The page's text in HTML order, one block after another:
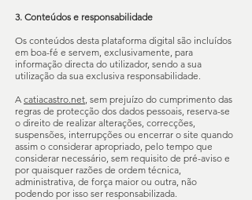
3. Conteúdos e responsabilidade
Os conteúdos desta plataforma digital são incluídos
em boa-fé e servem, exclusivamente, para
informação directa do utilizador, sendo a sua
utilização da sua exclusiva responsabilidade.
A catiacastro.net, sem prejuízo do cumprimento das
regras de protecção dos dados pessoais, reserva-se
o direito de realizar alterações, correcções,
suspensões, interrupções ou encerrar o site quando
assim o considerar apropriado, pelo tempo que
considerar necessário, sem requisito de pré-aviso e
por quaisquer razões de ordem técnica,
administrativa, de força maior ou outra, não
podendo por isso ser responsabilizada.